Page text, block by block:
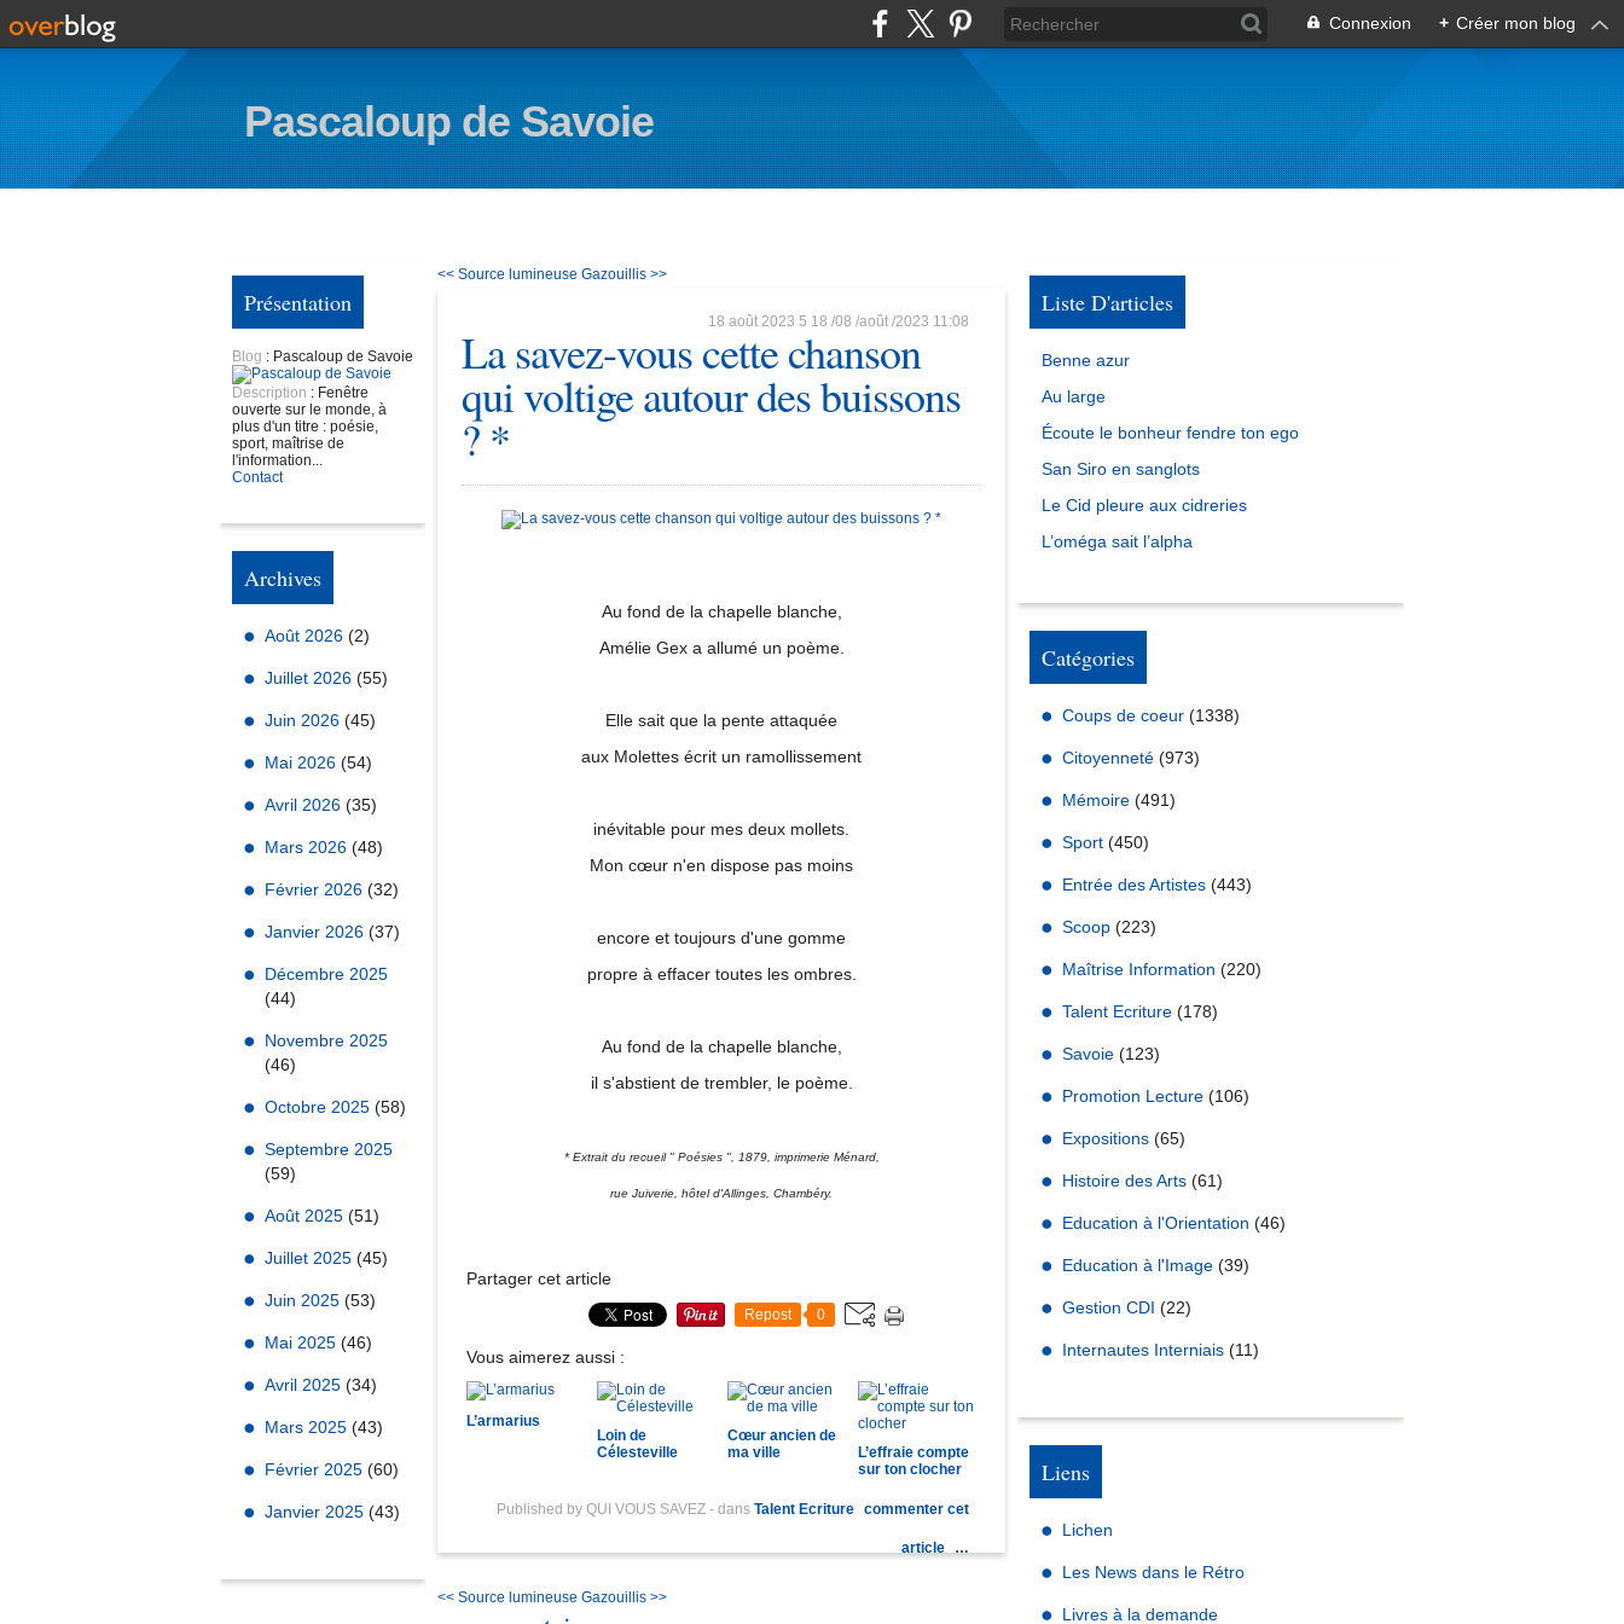
Connexion + Créer mon blog
Pascaloup de Savoie
Présentation
Blog : Pascaloup de Savoie
Description : Fenêtre
ouverte sur le monde, à
plus d'un titre : poésie,
sport, maîtrise de
l'information...
Contact
Archives
Août 2026 (2)
Juillet 2026 (55)
Juin 2026 (45)
Mai 2026 (54)
Avril 2026 (35)
Mars 2026 (48)
Février 2026 (32)
Janvier 2026 (37)
Décembre 2025
(44)
Novembre 2025
(46)
Octobre 2025 (58)
Septembre 2025
(59)
Août 2025 (51)
Juillet 2025 (45)
Juin 2025 (53)
Mai 2025 (46)
Avril 2025 (34)
Mars 2025 (43)
Février 2025 (60)
Janvier 2025 (43)
<< Source lumineuse Gazouillis >>
18 août 2023 5 18 /08 /août /2023 11:08
La savez-vous cette chanson
qui voltige autour des buissons
? *
Au fond de la chapelle blanche,
Amélie Gex a allumé un poème.
Elle sait que la pente attaquée
aux Molettes écrit un ramollissement
inévitable pour mes deux mollets.
Mon cœur n'en dispose pas moins
encore et toujours d'une gomme
propre à effacer toutes les ombres.
Au fond de la chapelle blanche,
il s'abstient de trembler, le poème.
* Extrait du recueil " Poésies ", 1879, imprimerie Ménard,
rue Juiverie, hôtel d'Allinges, Chambéry.
Partager cet article
Repost 0
Vous aimerez aussi :
L’armarius
Loin de
Célesteville
Cœur ancien de
ma ville
L’effraie compte
sur ton clocher
Published by QUI VOUS SAVEZ - dans Talent Ecriture commenter cet
article …
<< Source lumineuse Gazouillis >>
Liste D'articles
Benne azur
Au large
Écoute le bonheur fendre ton ego
San Siro en sanglots
Le Cid pleure aux cidreries
L’oméga sait l’alpha
Catégories
Coups de coeur (1338)
Citoyenneté (973)
Mémoire (491)
Sport (450)
Entrée des Artistes (443)
Scoop (223)
Maîtrise Information (220)
Talent Ecriture (178)
Savoie (123)
Promotion Lecture (106)
Expositions (65)
Histoire des Arts (61)
Education à l'Orientation (46)
Education à l'Image (39)
Gestion CDI (22)
Internautes Interniais (11)
Liens
Lichen
Les News dans le Rétro
Livres à la demande